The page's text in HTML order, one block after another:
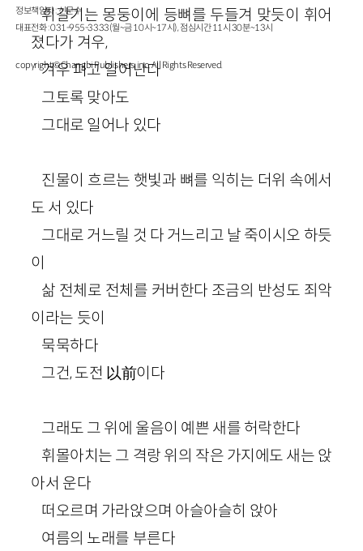
휘갈기는 몽둥이에 등뼈를 두들겨 맞듯이 휘어
졌다가 겨우,
겨우 펴고 일어난다
그토록 맞아도
그대로 일어나 있다
진물이 흐르는 햇빛과 뼈를 익히는 더위 속에서
도 서 있다
그대로 거느릴 것 다 거느리고 날 죽이시오 하듯
이
삶 전체로 전체를 커버한다 조금의 반성도 죄악
이라는 듯이
묵묵하다
그건, 도전 以前이다
그래도 그 위에 울음이 예쁜 새를 허락한다
휘몰아치는 그 격랑 위의 작은 가지에도 새는 앉
아서 운다
떠오르며 가라앉으며 아슬아슬히 앉아
여름의 노래를 부른다
정보책임자 : 신문수
대표전화 : 031-955-3333(월~금 10시~17시), 점심시간 11시 30분~13시
copyright © Changbi Publishers, inc. All Rights Reserved.